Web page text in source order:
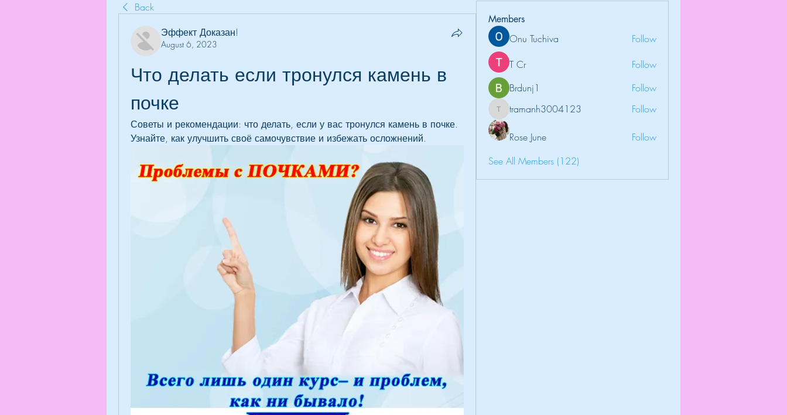
Back
Эффект Доказан!
August 6, 2023
Что делать если тронулся камень в
почке
Советы и рекомендации: что делать, если у вас тронулся камень в почке.
Узнайте, как улучшить своё самочувствие и избежать осложнений.
Members
Onu Tuchiva
Follow
T Cr
Follow
Brdunj1
Follow
tramanh3004123
tramanh3004123 Follow
Rose June
Follow
See All Members (122)